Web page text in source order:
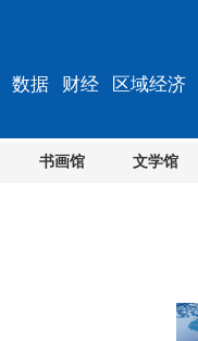
数据 财经 区域经济
书画馆 文学馆